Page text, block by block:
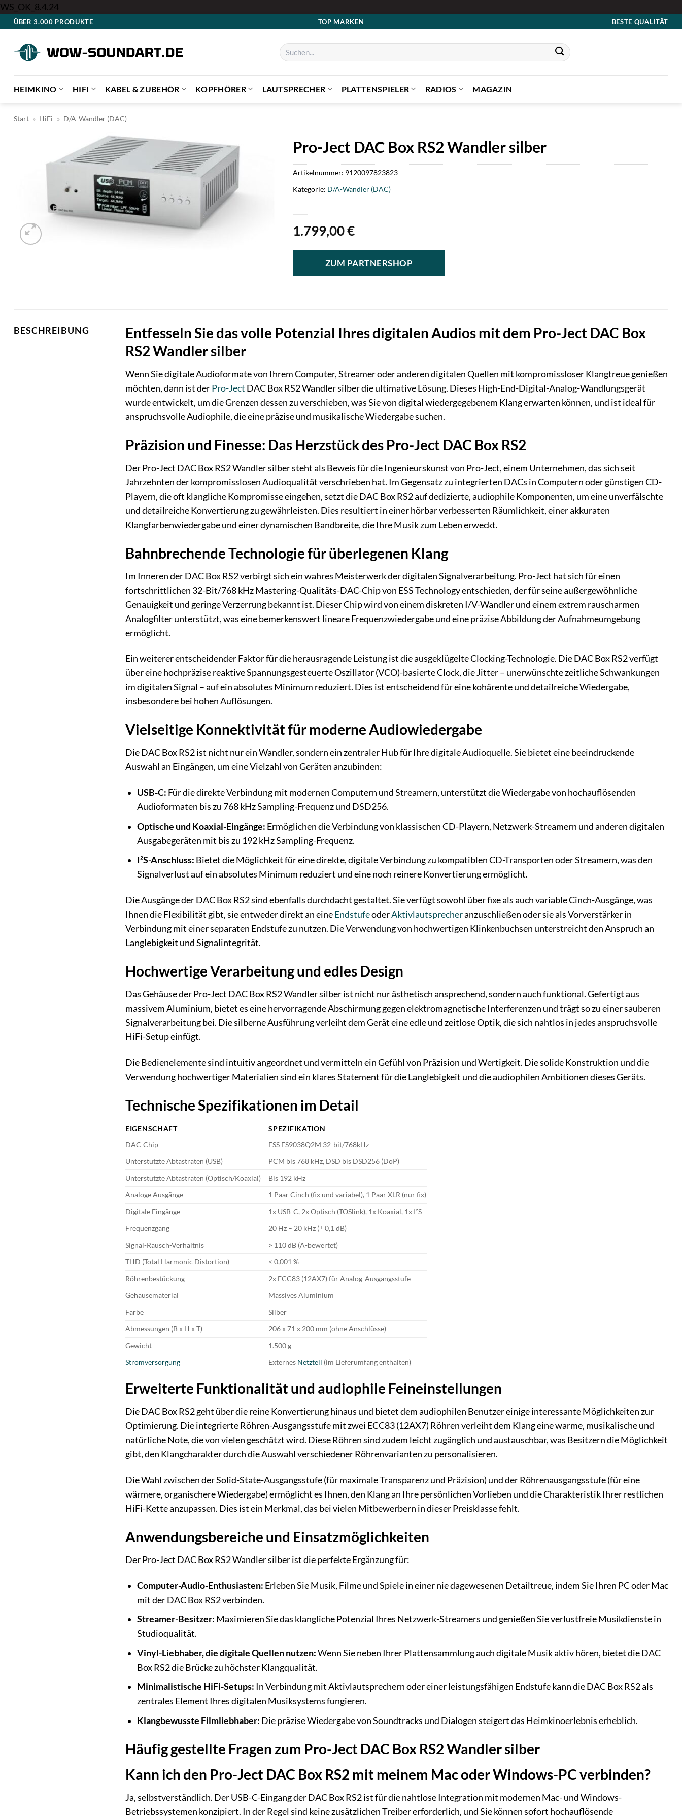
WS_OK_8.4.24Zum
Inhalt
ÜBER 3.000 PRODUKTE TOP MARKEN BESTE QUALITÄT
Suchen
nach:
HEIMKINO HIFI KABEL & ZUBEHÖR KOPFHÖRER LAUTSPRECHER PLATTENSPIELER RADIOS MAGAZIN
Start » HiFi » D/A-Wandler (DAC)
Pro-Ject DAC Box RS2 Wandler silber
1.799,00€
ZUM PARTNERSHOP
Artikelnummer: 9120097823823
Kategorie: D/A-Wandler (DAC)
BESCHREIBUNG
Entfesseln Sie das volle Potenzial Ihres digitalen Audios mit dem Pro-Ject DAC Box
RS2 Wandler silber
Wenn Sie digitale Audioformate von Ihrem Computer, Streamer oder anderen digitalen Quellen mit kompromissloser Klangtreue genießen
möchten, dann ist derPro-Ject DAC Box RS2 Wandler silber die ultimative Lösung. Dieses High-End-Digital-Analog-Wandlungsgerät
wurde entwickelt, um die Grenzen dessen zu verschieben, was Sie von digital wiedergegebenem Klang erwarten können, und ist ideal für
anspruchsvolle Audiophile, die eine präzise und musikalische Wiedergabe suchen.
Präzision und Finesse: Das Herzstück des Pro-Ject DAC Box RS2
Der Pro-Ject DAC Box RS2 Wandler silber steht als Beweis für die Ingenieurskunst von Pro-Ject, einem Unternehmen, das sich seit
Jahrzehnten der kompromisslosen Audioqualität verschrieben hat. Im Gegensatz zu integrierten DACs in Computern oder günstigen CD-
Playern, die oft klangliche Kompromisse eingehen, setzt die DAC Box RS2 auf dedizierte, audiophile Komponenten, um eine unverfälschte
und detailreiche Konvertierung zu gewährleisten. Dies resultiert in einer hörbar verbesserten Räumlichkeit, einer akkuraten
Klangfarbenwiedergabe und einer dynamischen Bandbreite, die Ihre Musik zum Leben erweckt.
Bahnbrechende Technologie für überlegenen Klang
Im Inneren der DAC Box RS2 verbirgt sich ein wahres Meisterwerk der digitalen Signalverarbeitung. Pro-Ject hat sich für einen
fortschrittlichen 32-Bit/768 kHz Mastering-Qualitäts-DAC-Chip von ESS Technology entschieden, der für seine außergewöhnliche
Genauigkeit und geringe Verzerrung bekannt ist. Dieser Chip wird von einem diskreten I/V-Wandler und einem extrem rauscharmen
Analogfilter unterstützt, was eine bemerkenswert lineare Frequenzwiedergabe und eine präzise Abbildung der Aufnahmeumgebung
ermöglicht.
Ein weiterer entscheidender Faktor für die herausragende Leistung ist die ausgeklügelte Clocking-Technologie. Die DAC Box RS2 verfügt
über eine hochpräzise reaktive Spannungsgesteuerte Oszillator (VCO)-basierte Clock, die Jitter – unerwünschte zeitliche Schwankungen
im digitalen Signal – auf ein absolutes Minimum reduziert. Dies ist entscheidend für eine kohärente und detailreiche Wiedergabe,
insbesondere bei hohen Auflösungen.
Vielseitige Konnektivität für moderne Audiowiedergabe
Die DAC Box RS2 ist nicht nur ein Wandler, sondern ein zentraler Hub für Ihre digitale Audioquelle. Sie bietet eine beeindruckende
Auswahl an Eingängen, um eine Vielzahl von Geräten anzubinden:
USB-C: Für die direkte Verbindung mit modernen Computern und Streamern, unterstützt die Wiedergabe von hochauflösenden
Audioformaten bis zu 768 kHz Sampling-Frequenz und DSD256.
Optische und Koaxial-Eingänge: Ermöglichen die Verbindung von klassischen CD-Playern, Netzwerk-Streamern und anderen digitalen
Ausgabegeräten mit bis zu 192 kHz Sampling-Frequenz.
I²S-Anschluss: Bietet die Möglichkeit für eine direkte, digitale Verbindung zu kompatiblen CD-Transporten oder Streamern, was den
Signalverlust auf ein absolutes Minimum reduziert und eine noch reinere Konvertierung ermöglicht.
Die Ausgänge der DAC Box RS2 sind ebenfalls durchdacht gestaltet. Sie verfügt sowohl über fixe als auch variable Cinch-Ausgänge, was
Ihnen die Flexibilität gibt, sie entweder direkt an eineEndstufeoderAktivlautsprecheranzuschließen oder sie als Vorverstärker in
Verbindung mit einer separaten Endstufe zu nutzen. Die Verwendung von hochwertigen Klinkenbuchsen unterstreicht den Anspruch an
Langlebigkeit und Signalintegrität.
Hochwertige Verarbeitung und edles Design
Das Gehäuse der Pro-Ject DAC Box RS2 Wandler silber ist nicht nur ästhetisch ansprechend, sondern auch funktional. Gefertigt aus
massivem Aluminium, bietet es eine hervorragende Abschirmung gegen elektromagnetische Interferenzen und trägt so zu einer sauberen
Signalverarbeitung bei. Die silberne Ausführung verleiht dem Gerät eine edle und zeitlose Optik, die sich nahtlos in jedes anspruchsvolle
HiFi-Setup einfügt.
Die Bedienelemente sind intuitiv angeordnet und vermitteln ein Gefühl von Präzision und Wertigkeit. Die solide Konstruktion und die
Verwendung hochwertiger Materialien sind ein klares Statement für die Langlebigkeit und die audiophilen Ambitionen dieses Geräts.
Technische Spezifikationen im Detail
EIGENSCHAFT
SPEZIFIKATION
DAC-Chip
ESS ES9038Q2M 32-bit/768kHz
Unterstützte Abtastraten (USB)
PCM bis 768 kHz, DSD bis DSD256 (DoP)
Unterstützte Abtastraten (Optisch/Koaxial)
Bis 192 kHz
Analoge Ausgänge
1 Paar Cinch (fix und variabel), 1 Paar XLR (nur fix)
Digitale Eingänge
1x USB-C, 2x Optisch (TOSlink), 1x Koaxial, 1x I²S
Frequenzgang
20 Hz – 20 kHz (± 0,1 dB)
Signal-Rausch-Verhältnis
> 110 dB (A-bewertet)
THD (Total Harmonic Distortion)
< 0,001 %
Röhrenbestückung
2x ECC83 (12AX7) für Analog-Ausgangsstufe
Gehäusematerial
Massives Aluminium
Farbe
Silber
Abmessungen (B x H x T)
206 x 71 x 200 mm (ohne Anschlüsse)
Gewicht
1.500 g
Stromversorgung
Externes Netzteil (im Lieferumfang enthalten)
Erweiterte Funktionalität und audiophile Feineinstellungen
Die DAC Box RS2 geht über die reine Konvertierung hinaus und bietet dem audiophilen Benutzer einige interessante Möglichkeiten zur
Optimierung. Die integrierte Röhren-Ausgangsstufe mit zwei ECC83 (12AX7) Röhren verleiht dem Klang eine warme, musikalische und
natürliche Note, die von vielen geschätzt wird. Diese Röhren sind zudem leicht zugänglich und austauschbar, was Besitzern die Möglichkeit
gibt, den Klangcharakter durch die Auswahl verschiedener Röhrenvarianten zu personalisieren.
Die Wahl zwischen der Solid-State-Ausgangsstufe (für maximale Transparenz und Präzision) und der Röhrenausgangsstufe (für eine
wärmere, organischere Wiedergabe) ermöglicht es Ihnen, den Klang an Ihre persönlichen Vorlieben und die Charakteristik Ihrer restlichen
HiFi-Kette anzupassen. Dies ist ein Merkmal, das bei vielen Mitbewerbern in dieser Preisklasse fehlt.
Anwendungsbereiche und Einsatzmöglichkeiten
Der Pro-Ject DAC Box RS2 Wandler silber ist die perfekte Ergänzung für:
Computer-Audio-Enthusiasten: Erleben Sie Musik, Filme und Spiele in einer nie dagewesenen Detailtreue, indem Sie Ihren PC oder Mac
mit der DAC Box RS2 verbinden.
Streamer-Besitzer: Maximieren Sie das klangliche Potenzial Ihres Netzwerk-Streamers und genießen Sie verlustfreie Musikdienste in
Studioqualität.
Vinyl-Liebhaber, die digitale Quellen nutzen:Wenn Sie neben Ihrer Plattensammlung auch digitale Musik aktiv hören, bietet die DAC
Box RS2 die Brücke zu höchster Klangqualität.
Minimalistische HiFi-Setups: In Verbindung mit Aktivlautsprechern oder einer leistungsfähigen Endstufe kann die DAC Box RS2 als
zentrales Element Ihres digitalen Musiksystems fungieren.
Klangbewusste Filmliebhaber: Die präzise Wiedergabe von Soundtracks und Dialogen steigert das Heimkinoerlebnis erheblich.
Häufig gestellte Fragen zum Pro-Ject DAC Box RS2 Wandler silber
Kann ich den Pro-Ject DAC Box RS2 mit meinem Mac oder Windows-PC verbinden?
Ja, selbstverständlich. Der USB-C-Eingang der DAC Box RS2 ist für die nahtlose Integration mit modernen Mac- und Windows-
Betriebssystemen konzipiert. In der Regel sind keine zusätzlichen Treiber erforderlich, und Sie können sofort hochauflösende